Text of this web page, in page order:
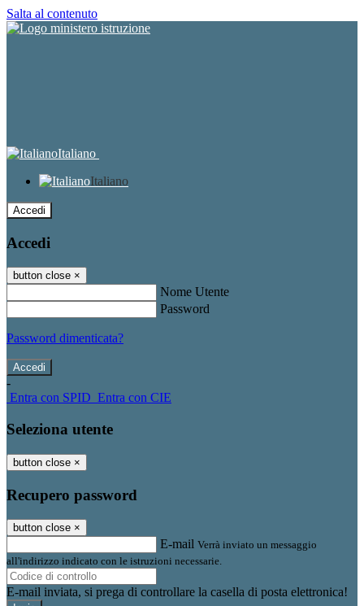
Salta al contenuto
Italiano
Italiano
Accedi
Accedi
button close ×
Nome Utente
Password
Password dimenticata?
-
Entra con SPID Entra con CIE
Seleziona utente
button close ×
Recupero password
button close ×
E-mail Verrà inviato un messaggio
all'indirizzo indicato con le istruzioni necessarie.
E-mail inviata, si prega di controllare la casella di posta elettronica!